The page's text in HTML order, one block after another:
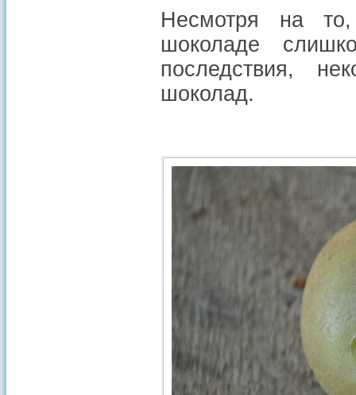
Несмотря на
шоколаде
последствия,
шоколад.